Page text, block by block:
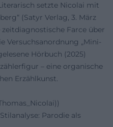
setzte Nicolai mit
(Satyr Verlag, 3. März
Farce über
Versuchsanordnung „Mini-
Hörbuch (2025)
– eine organische
Erzählkunst.
Parodie als